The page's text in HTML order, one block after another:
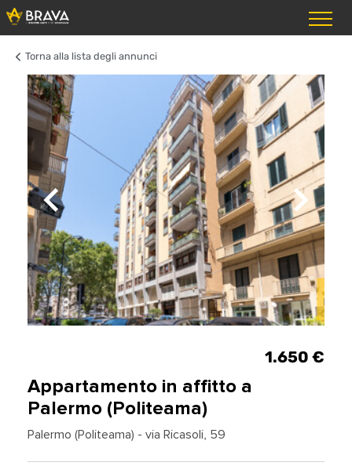
Torna alla lista degli annunci
Appartamento in affitto a
Palermo (Politeama)
Palermo (Politeama) - via Ricasoli, 59
1.650 €